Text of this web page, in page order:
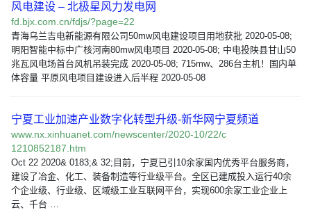
风电建设 – 北极星风力发电网
fd.bjx.com.cn/fdjs/?page=22
青海乌兰吉电新能源有限公司50mw风电建设项目用地获批 2020-05-08;
明阳智能中标中广核河南80mw风电项目 2020-05-08; 中电投陕县甘山50
兆瓦风电场首台风机吊装完成 2020-05-08; 715mw、286台主机！国内单
体容量 平原风电项目建设进入后半程 2020-05-08
宁夏工业加速产业数字化转型升级-新华网宁夏频道
www.nx.xinhuanet.com/newscenter/2020-10/22/c
1210852187.htm
Oct 22 2020& 0183;& 32;目前，宁夏已引10余家国内优秀平台服务商，
建设了冶金、化工、装备制造等行业级平台。全区已建成投入运行40余
个企业级、行业级、区域级工业互联网平台，实现600余家工业企业上
云、千台 …